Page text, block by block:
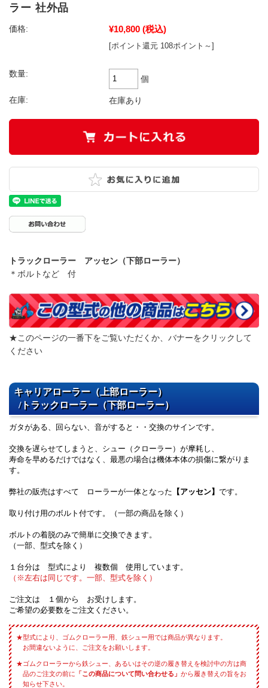
ラー 社外品
価格: ¥10,800 (税込)
[ポイント還元 108ポイント～]
数量:
個
在庫: 在庫あり
トラックローラー アッセン（下部ローラー）
＊ボルトなど 付
★このページの一番下をご覧いただくか、バナーをクリックして
ください
キャリアローラー（上部ローラー）
/トラックローラー（下部ローラー）
ガタがある、回らない、音がすると・・交換のサインです。
交換を遅らせてしまうと、シュー（クローラー）が摩耗し、
寿命を早めるだけではなく、最悪の場合は機体本体の損傷に繋がりま
す。
弊社の販売はすべて ローラーが一体となった 【アッセン】 です。
取り付け用のボルト付です。（一部の商品を除く）
ボルトの着脱のみで簡単に交換できます。
（一部、型式を除く）
１台分は 型式により 複数個 使用しています。
（※左右は同じです。一部、型式を除く）
ご注文は １個から お受けします。
ご希望の必要数をご注文ください。
型式により、ゴムクローラー用、鉄シュー用では商品が異なります。
お間違ないように、ご注文をお願いします。
ゴムクローラーから鉄シュー、あるいはその逆の履き替えを検討中の方は商
品のご注文の前に 「この商品について問い合わせる」から履き替えの旨をお
知らせ下さい。